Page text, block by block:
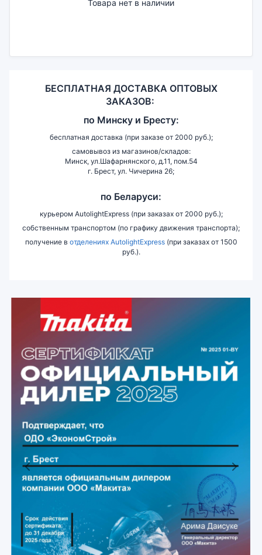
Товара нет в наличии
БЕСПЛАТНАЯ ДОСТАВКА ОПТОВЫХ
ЗАКАЗОВ:
по Минску и Бресту:
бесплатная доставка (при заказе от 2000 руб.);
самовывоз из магазинов/складов:
Минск, ул.Шафарнянского, д.11, пом.54
г. Брест, ул. Чичерина 26;
по Беларуси:
курьером AutolightExpress (при заказах от 2000 руб.);
собственным транспортом (по графику движения транспорта);
получение в отделениях AutolightExpress(при заказах от 1500
руб.).
Previous Next